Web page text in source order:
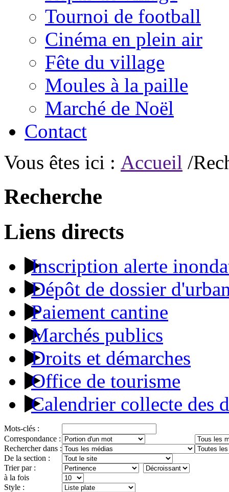
Tournoi de football
Cinéma en plein air
Fête du village
Moules à la paille
Marché de Noël
Contact
Vous êtes ici : Accueil /
Recherche
Liens directs
Inscription alerte
Dépôt de dossier
Paiement cantine
Marchés publics
Droits et démarches
Office de tourisme
Calendrier collecte des
Mots-clés :
Correspondance :
Rechercher dans :
De la section :
Trier par :
à la fois
Style :